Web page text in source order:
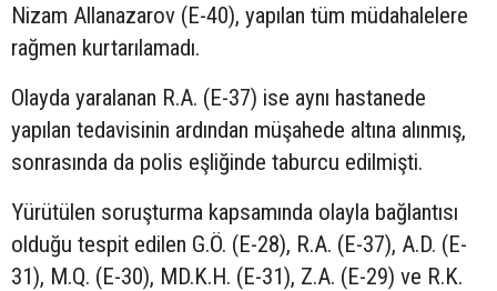
Nizam Allanazarov (E-40), yapılan tüm müdahalelere
rağmen kurtarılamadı.
Olayda yaralanan R.A. (E-37) ise aynı hastanede
yapılan tedavisinin ardından müşahede altına alınmış,
sonrasında da polis eşliğinde taburcu edilmişti.
Yürütülen soruşturma kapsamında olayla bağlantısı
olduğu tespit edilen G.Ö. (E-28), R.A. (E-37), A.D. (E-
31), M.Q. (E-30), MD.K.H. (E-31), Z.A. (E-29) ve R.K.